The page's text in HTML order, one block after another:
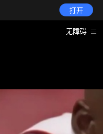
打开
无障碍